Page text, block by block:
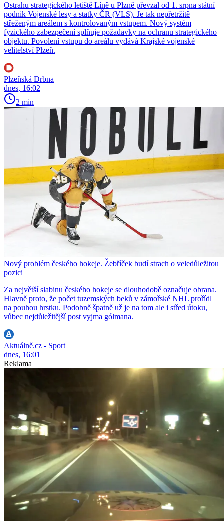
Ostrahu strategického letiště Líně u Plzně převzal od 1. srpna státní
podnik Vojenské lesy a statky ČR (VLS). Je tak nepřetržitě
střeženým areálem s kontrolovaným vstupem. Nový systém
fyzického zabezpečení splňuje požadavky na ochranu strategického
objektu. Povolení vstupu do areálu vydává Krajské vojenské
velitelství Plzeň.
Plzeňská Drbna
dnes, 16:02
2 min
Nový problém českého hokeje. Žebříček budí strach o veledůležitou
pozici
Za největší slabinu českého hokeje se dlouhodobě označuje obrana.
Hlavně proto, že počet tuzemských beků v zámořské NHL prořídl
na pouhou hrstku. Podobně špatně už je na tom ale i střed útoku,
vůbec nejdůležitější post vyjma gólmana.
Aktuálně.cz - Sport
dnes, 16:01
Reklama